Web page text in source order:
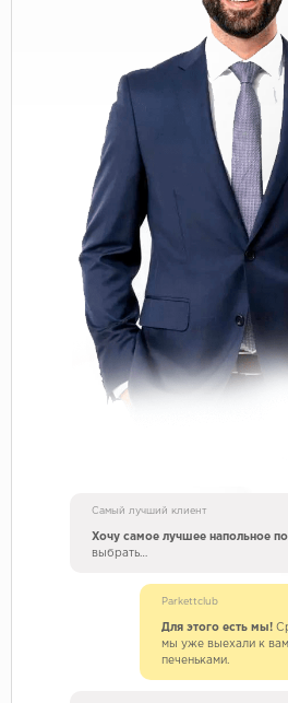
Самый лучший клиент
Хочу самое лучшее напольное
выбрать…
Parkettclub
Для этого есть мы!
мы уже выехали к
печеньками.